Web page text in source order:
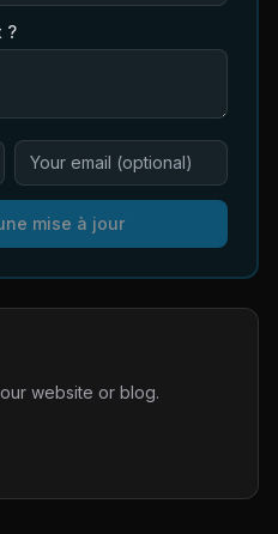
?
mise à jour
website or blog.